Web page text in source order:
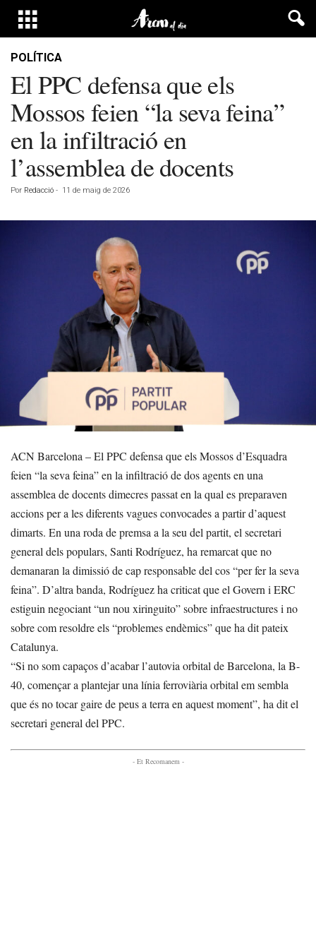
POLÍTICA
El PPC defensa que els
Mossos feien “la seva feina”
en la infiltració en
l’assemblea de docents
Por Redacció - 11 de maig de 2026
ACN Barcelona – El PPC defensa que els Mossos d’Esquadra
feien “la seva feina” en la infiltració de dos agents en una
assemblea de docents dimecres passat en la qual es preparaven
accions per a les diferents vagues convocades a partir d’aquest
dimarts. En una roda de premsa a la seu del partit, el secretari
general dels populars, Santi Rodríguez, ha remarcat que no
demanaran la dimissió de cap responsable del cos “per fer la seva
feina”. D’altra banda, Rodríguez ha criticat que el Govern i ERC
estiguin negociant “un nou xiringuito” sobre infraestructures i no
sobre com resoldre els “problemes endèmics” que ha dit pateix
Catalunya.
“Si no som capaços d’acabar l’autovia orbital de Barcelona, la B-
40, començar a plantejar una línia ferroviària orbital em sembla
que és no tocar gaire de peus a terra en aquest moment”, ha dit el
secretari general del PPC.
- Et Recomanem -